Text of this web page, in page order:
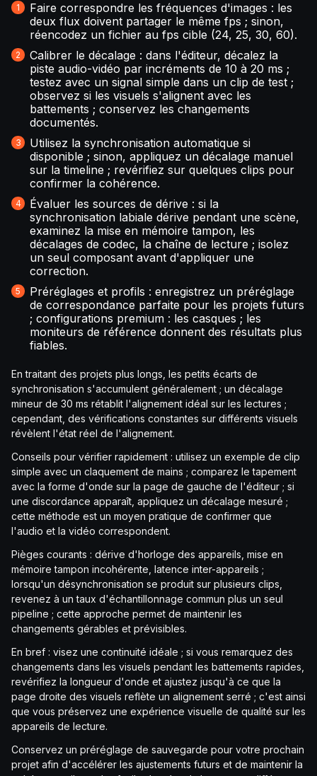
Faire correspondre les fréquences d'images : les
deux flux doivent partager le même fps ; sinon,
réencodez un fichier au fps cible (24, 25, 30, 60).
Calibrer le décalage : dans l'éditeur, décalez la
piste audio-vidéo par incréments de 10 à 20 ms ;
testez avec un signal simple dans un clip de test ;
observez si les visuels s'alignent avec les
battements ; conservez les changements
documentés.
Utilisez la synchronisation automatique si
disponible ; sinon, appliquez un décalage manuel
sur la timeline ; revérifiez sur quelques clips pour
confirmer la cohérence.
Évaluer les sources de dérive : si la
synchronisation labiale dérive pendant une scène,
examinez la mise en mémoire tampon, les
décalages de codec, la chaîne de lecture ; isolez
un seul composant avant d'appliquer une
correction.
Préréglages et profils : enregistrez un préréglage
de correspondance parfaite pour les projets futurs
; configurations premium : les casques ; les
moniteurs de référence donnent des résultats plus
fiables.
En traitant des projets plus longs, les petits écarts de
synchronisation s'accumulent généralement ; un décalage
mineur de 30 ms rétablit l'alignement idéal sur les lectures ;
cependant, des vérifications constantes sur différents visuels
révèlent l'état réel de l'alignement.
Conseils pour vérifier rapidement : utilisez un exemple de clip
simple avec un claquement de mains ; comparez le tapement
avec la forme d'onde sur la page de gauche de l'éditeur ; si
une discordance apparaît, appliquez un décalage mesuré ;
cette méthode est un moyen pratique de confirmer que
l'audio et la vidéo correspondent.
Pièges courants : dérive d'horloge des appareils, mise en
mémoire tampon incohérente, latence inter-appareils ;
lorsqu'un désynchronisation se produit sur plusieurs clips,
revenez à un taux d'échantillonnage commun plus un seul
pipeline ; cette approche permet de maintenir les
changements gérables et prévisibles.
En bref : visez une continuité idéale ; si vous remarquez des
changements dans les visuels pendant les battements rapides,
revérifiez la longueur d'onde et ajustez jusqu'à ce que la
page droite des visuels reflète un alignement serré ; c'est ainsi
que vous préservez une expérience visuelle de qualité sur les
appareils de lecture.
Conservez un préréglage de sauvegarde pour votre prochain
projet afin d'accélérer les ajustements futurs et de maintenir la